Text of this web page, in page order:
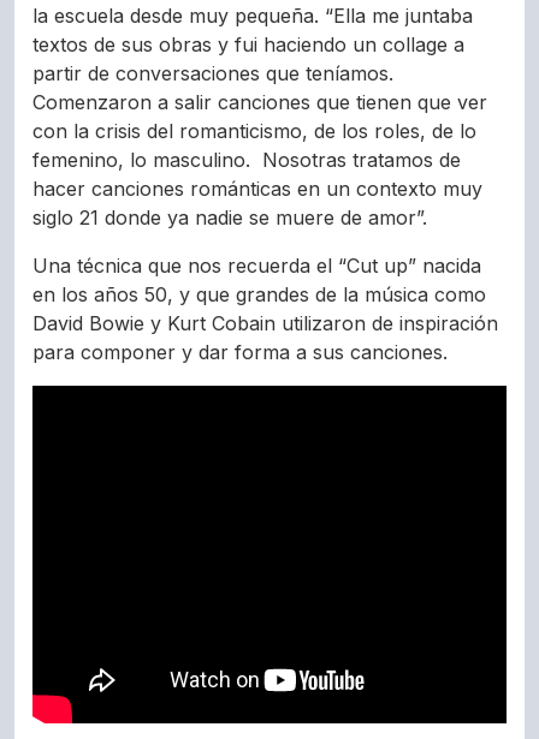
la escuela desde muy pequeña. “Ella me juntaba
textos de sus obras y fui haciendo un collage a
partir de conversaciones que teníamos.
Comenzaron a salir canciones que tienen que ver
con la crisis del romanticismo, de los roles, de lo
femenino, lo masculino. Nosotras tratamos de
hacer canciones románticas en un contexto muy
siglo 21 donde ya nadie se muere de amor”.
Una técnica que nos recuerda el “Cut up” nacida
en los años 50, y que grandes de la música como
David Bowie y Kurt Cobain utilizaron de inspiración
para componer y dar forma a sus canciones.